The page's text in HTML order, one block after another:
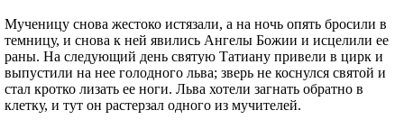
Мученицу снова жестоко истязали, а на ночь опять бросили в
темницу, и снова к ней явились Ангелы Божии и исцелили ее
раны. На следующий день святую Татиану привели в цирк и
выпустили на нее голодного льва; зверь не коснулся святой и
стал кротко лизать ее ноги. Льва хотели загнать обратно в
клетку, и тут он растерзал одного из мучителей.